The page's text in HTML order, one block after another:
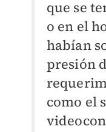
que se
o en el
habían
presión
como el